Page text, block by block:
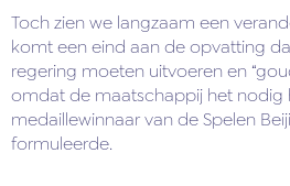
Toch zien we langzaam een
komt een eind aan de opvatting
regering moeten uitvoeren en
omdat de maatschappij het nodig
medaillewinnaar van de Spelen
formuleerde.